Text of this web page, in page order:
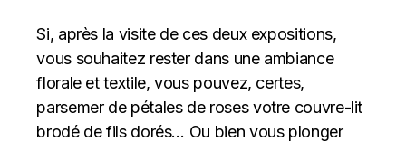
Si, après la visite de ces deux expositions,
vous souhaitez rester dans une ambiance
florale et textile, vous pouvez, certes,
parsemer de pétales de roses votre couvre-lit
brodé de fils dorés… Ou bien vous plonger